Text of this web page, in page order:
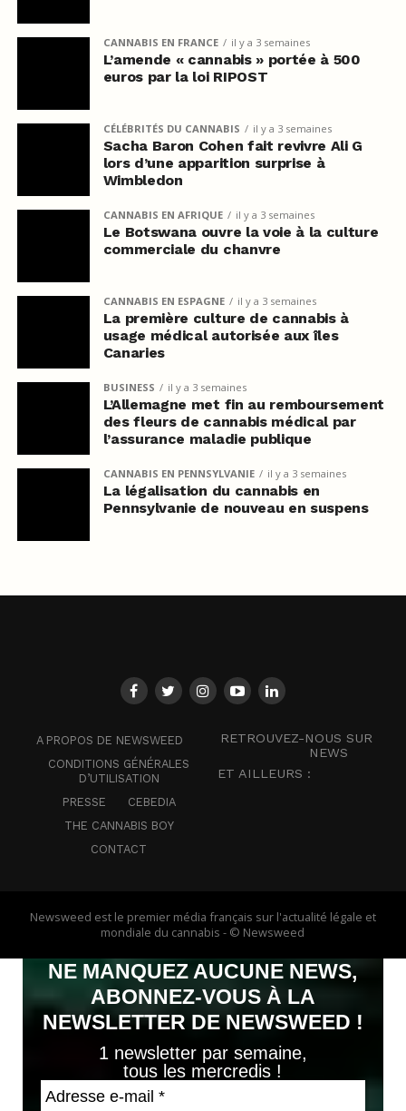
CANNABIS EN FRANCE il y a 3 semaines
L’amende « cannabis » portée à 500
euros par la loi RIPOST
CÉLÉBRITÉS DU CANNABIS il y a 3 semaines
Sacha Baron Cohen fait revivre Ali G
lors d’une apparition surprise à
Wimbledon
CANNABIS EN AFRIQUE il y a 3 semaines
Le Botswana ouvre la voie à la culture
commerciale du chanvre
CANNABIS EN ESPAGNE il y a 3 semaines
La première culture de cannabis à
usage médical autorisée aux îles
Canaries
BUSINESS il y a 3 semaines
L’Allemagne met fin au remboursement
des fleurs de cannabis médical par
l’assurance maladie publique
CANNABIS EN PENNSYLVANIE il y a 3 semaines
La légalisation du cannabis en
Pennsylvanie de nouveau en suspens
A PROPOS DE NEWSWEED
CONDITIONS GÉNÉRALES
D’UTILISATION
PRESSE
CEBEDIA
THE CANNABIS BOY
CONTACT
RETROUVEZ-NOUS SUR
NEWS
ET AILLEURS :
Newsweed est le premier média français sur l'actualité légale et
mondiale du cannabis - © Newsweed
NE MANQUEZ AUCUNE NEWS,
ABONNEZ-VOUS À LA
NEWSLETTER DE NEWSWEED !
1 newsletter par semaine,
tous les mercredis !